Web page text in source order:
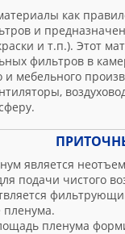
как
и
и т.п.). Этот
фильтров в
и мебельного
является
подачи чистого
пленума.
пленума